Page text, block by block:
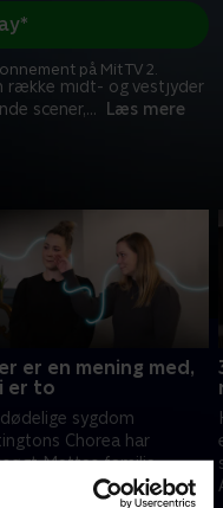
række midt- og vestjyder
scener,... Læs mere
på Mit TV 2.
er en mening med,
er to
sygdom
Chorea har
Mettes familie
generationer. Nu vil